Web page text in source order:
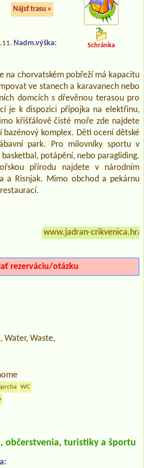
Nájsť trasu »
Nadm.výška: Schránka
na chorvatském pobřeží má kapacitu
ve stanech a karavanech nebo
domcích s dřevěnou terasou pro
je k dispozici přípojka na elektřinu,
křišťálově čisté moře zde najdete
bazénový komplex. Děti ocení dětské
park. Pro milovníky sportu v
potápění, nebo paragliding.
přírodu najdete v národním
a Risnjak. Mimo obchod a pekárnu
www.jadran-crikvenica.hr/
rezerváciu/otázku
Water, Waste,
WC
občerstvenia, turistiky a športu